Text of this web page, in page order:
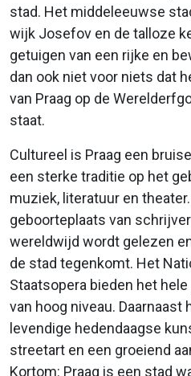
stad. Het middeleeuwse
wijk Josefov en de talloze
getuigen van een rijke en
dan ook niet voor niets dat
van Praag op de
staat.
Cultureel is Praag een
een sterke traditie op het
muziek, literatuur en
geboorteplaats van
wereldwijd wordt gelezen
de stad tegenkomt. Het
Staatsopera bieden het
van hoog niveau. Daarnaast
levendige hedendaagse
streetart en een groeiend
Kortom: Praag is een stad